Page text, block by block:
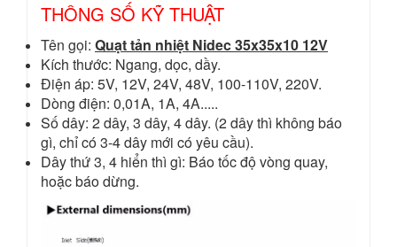
THÔNG SỐ KỸ THUẬT
Tên gọi: Quạt tản nhiệt Nidec 35x35x10 12V
Kích thước: Ngang, dọc, dầy.
Điện áp: 5V, 12V, 24V, 48V, 100-110V, 220V.
Dòng điện: 0,01A, 1A, 4A.....
Số dây: 2 dây, 3 dây, 4 dây. (2 dây thì không báo
gì, chỉ có 3-4 dây mới có yêu cầu).
Dây thứ 3, 4 hiển thì gì: Báo tốc độ vòng quay,
hoặc báo dừng.